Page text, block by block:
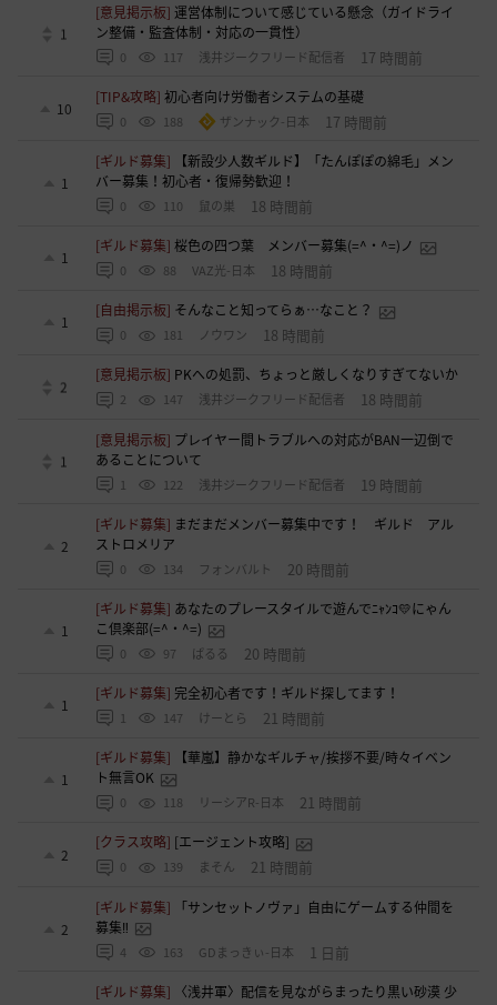
1
[意見掲示板]運営体制について感じている懸念（ガイドライ
ン整備・監査体制・対応の一貫性）
0 117 浅井ジークフリード配信者 17 時間前
10
[TIP&攻略]初心者向け労働者システムの基礎
0 188 ザンナック-日本 17 時間前
1
[ギルド募集]
【新設少人数ギルド】「たんぽぽの綿毛」メン
バー募集！初心者・復帰勢歓迎！
0 110 鼠の巣 18 時間前
1
[ギルド募集]桜色の四つ葉 メンバー募集(=^・^=)ノ
0 88 VAZ光-日本 18 時間前
1
[自由掲示板] そんなこと知ってらぁ…なこと？
0 181 ノウワン 18 時間前
2
[意見掲示板] PKへの処罰、ちょっと厳しくなりすぎてないか
2 147 浅井ジークフリード配信者 18 時間前
1
[意見掲示板] プレイヤー間トラブルへの対応がBAN一辺倒で
あることについて
1 122 浅井ジークフリード配信者 19 時間前
2
[ギルド募集] まだまだメンバー募集中です！ ギルド アル
ストロメリア
0 134 フォンバルト 20 時間前
1
[ギルド募集] あなたのプレースタイルで遊んでﾆｬﾝｺ💛にゃん
こ倶楽部(=^・^=)
0 97 ぱるる 20 時間前
1
[ギルド募集] 完全初心者です！ギルド探してます！
1 147 けーとら 21 時間前
1
[ギルド募集]
【華嵐】静かなギルチャ/挨拶不要/時々イベン
ト無言OK
0 118 リーシアR-日本 21 時間前
2
[クラス攻略] [エージェント攻略]
0 139 まそん 21 時間前
2
[ギルド募集]
「サンセットノヴァ」自由にゲームする仲間を
募集‼️
4 163 GDまっきぃ-日本 1 日前
[ギルド募集]
〈浅井軍〉配信を見ながらまったり黒い砂漠 少